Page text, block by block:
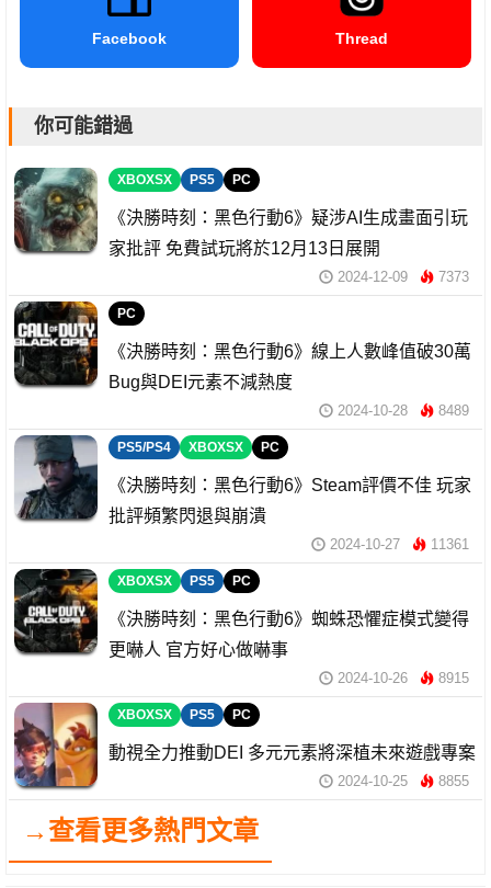
Facebook Thread
你可能錯過
XBOXSX PS5 PC
《決勝時刻：黑色行動6》疑涉AI生成畫面引玩
家批評 免費試玩將於12月13日展開
2024-12-09 7373
PC
《決勝時刻：黑色行動6》線上人數峰值破30萬
Bug與DEI元素不減熱度
2024-10-28 8489
PS5/PS4 XBOXSX PC
《決勝時刻：黑色行動6》Steam評價不佳 玩家
批評頻繁閃退與崩潰
2024-10-27 11361
XBOXSX PS5 PC
《決勝時刻：黑色行動6》蜘蛛恐懼症模式變得
更嚇人 官方好心做嚇事
2024-10-26 8915
XBOXSX PS5 PC
動視全力推動DEI 多元元素將深植未來遊戲專案
2024-10-25 8855
→查看更多熱門文章